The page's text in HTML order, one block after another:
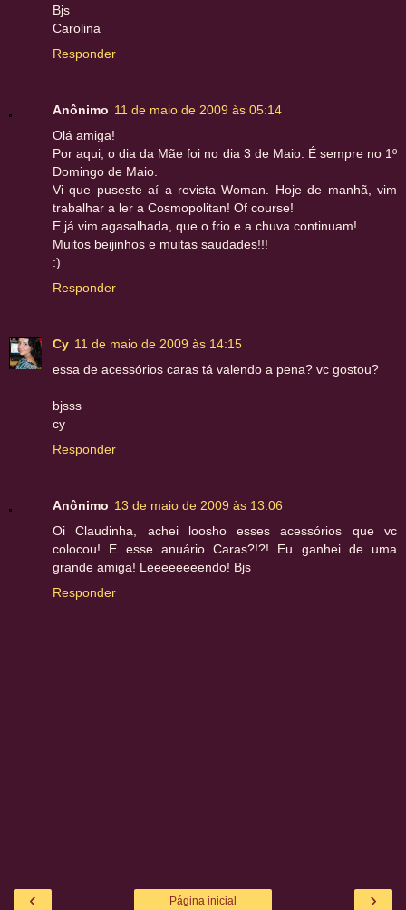
Bjs
Carolina
Responder
Anônimo 11 de maio de 2009 às 05:14
Olá amiga!
Por aqui, o dia da Mãe foi no dia 3 de Maio. É sempre no 1º
Domingo de Maio.
Vi que puseste aí a revista Woman. Hoje de manhã, vim
trabalhar a ler a Cosmopolitan! Of course!
E já vim agasalhada, que o frio e a chuva continuam!
Muitos beijinhos e muitas saudades!!!
:)
Responder
Cy 11 de maio de 2009 às 14:15
essa de acessórios caras tá valendo a pena? vc gostou?
bjsss
cy
Responder
Anônimo 13 de maio de 2009 às 13:06
Oi Claudinha, achei loosho esses acessórios que vc
colocou! E esse anuário Caras?!?! Eu ganhei de uma
grande amiga! Leeeeeeeendo! Bjs
Responder
‹ ›
Página inicial